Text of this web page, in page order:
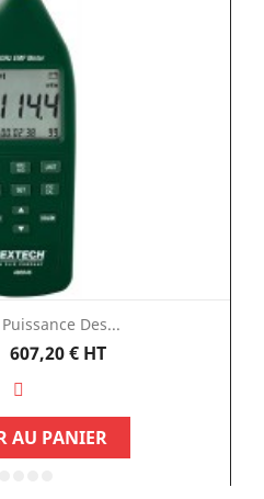
Des...
Prix
base
Prix
607,20 € HT
AU PANIER